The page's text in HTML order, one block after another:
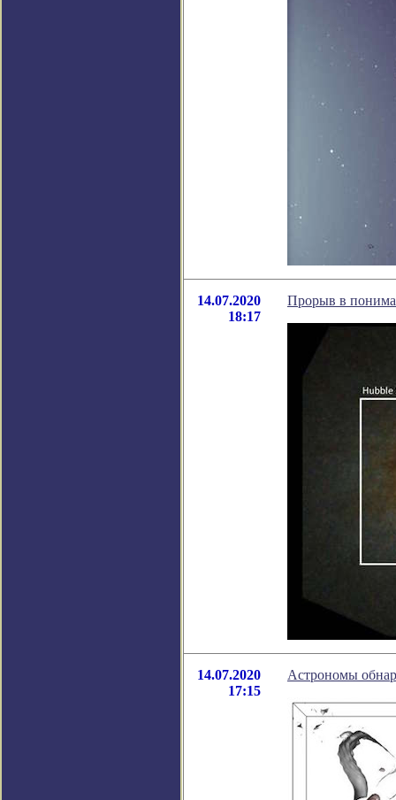
14.07.2020
18:17
Прорыв в
14.07.2020
17:15
Астрономы